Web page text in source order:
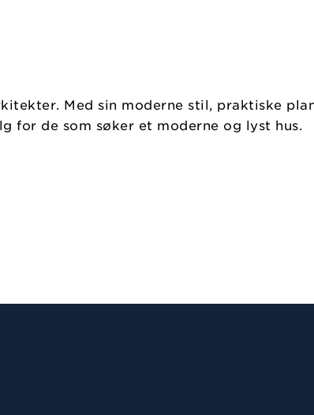
Med sin moderne stil, praktiske
for de som søker et moderne og lyst hus.